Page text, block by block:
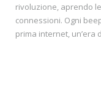
rivoluzione, aprendo
connessioni. Ogni
prima internet, un’era